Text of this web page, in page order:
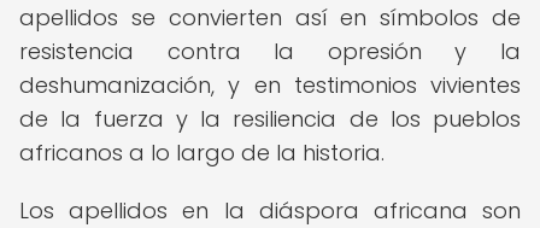
apellidos se convierten así en símbolos de
resistencia contra la opresión y la
deshumanización, y en testimonios vivientes
de la fuerza y la resiliencia de los pueblos
africanos a lo largo de la historia.
Los apellidos en la diáspora africana son